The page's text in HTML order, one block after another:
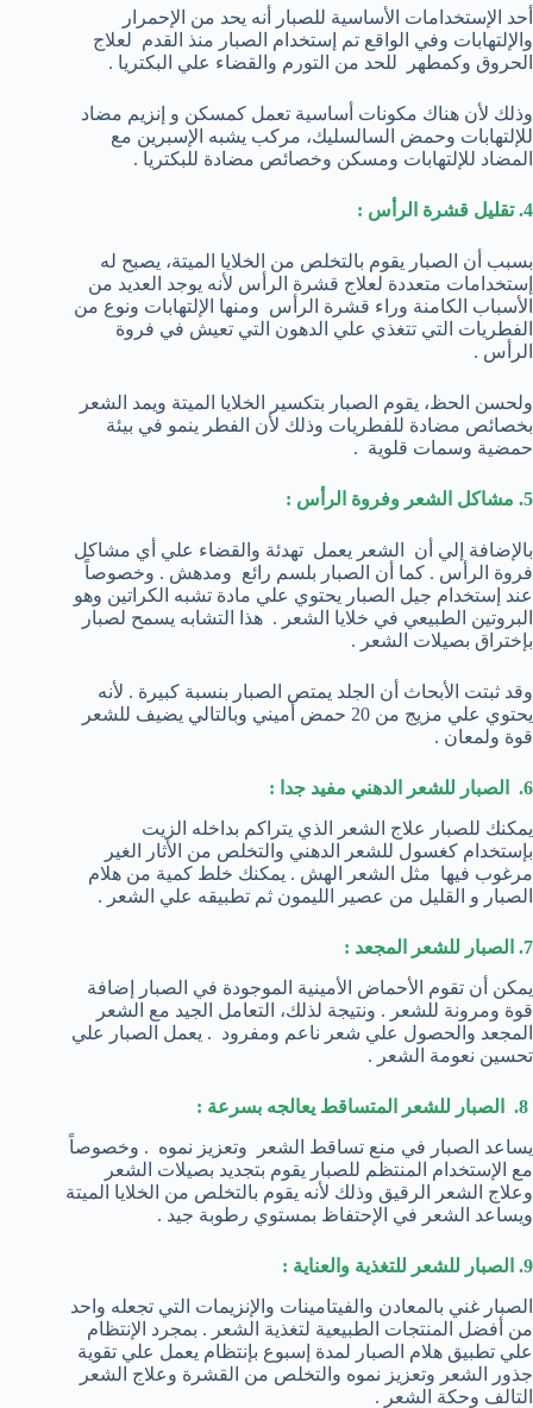
أحد الإستخدامات الأساسية للصبار أنه يحد من الإحمرار
والإلتهابات وفي الواقع تم إستخدام الصبار منذ القدم لعلاج
الحروق وكمطهر للحد من التورم والقضاء علي البكتريا .
وذلك لأن هناك مكونات أساسية تعمل كمسكن و إنزيم مضاد
للإلتهابات وحمض السالسليك، مركب يشبه الإسبرين مع
المضاد للإلتهابات ومسكن وخصائص مضادة للبكتريا .
4. تقليل قشرة الرأس :
بسبب أن الصبار يقوم بالتخلص من الخلايا الميتة، يصبح له
إستخدامات متعددة لعلاج قشرة الرأس لأنه يوجد العديد من
الأسباب الكامنة وراء قشرة الرأس ومنها الإلتهابات ونوع من
الفطريات التي تتغذي علي الدهون التي تعيش في فروة
الرأس .
ولحسن الحظ، يقوم الصبار بتكسير الخلايا الميتة ويمد الشعر
بخصائص مضادة للفطريات وذلك لأن الفطر ينمو في بيئة
حمضية وسمات قلوية .
5. مشاكل الشعر وفروة الرأس :
بالإضافة إلي أن الشعر يعمل تهدئة والقضاء علي أي مشاكل
فروة الرأس . كما أن الصبار بلسم رائع ومدهش . وخصوصاً
عند إستخدام جيل الصبار يحتوي علي مادة تشبه الكراتين وهو
البروتين الطبيعي في خلايا الشعر . هذا التشابه يسمح لصبار
بإختراق بصيلات الشعر .
وقد ثبتت الأبحاث أن الجلد يمتص الصبار بنسبة كبيرة . لأنه
يحتوي علي مزيج من 20 حمض أميني وبالتالي يضيف للشعر
قوة ولمعان .
6. الصبار للشعر الدهني مفيد جدا :
يمكنك للصبار علاج الشعر الذي يتراكم بداخله الزيت
بإستخدام كغسول للشعر الدهني والتخلص من الأثار الغير
مرغوب فيها مثل الشعر الهش . يمكنك خلط كمية من هلام
الصبار و القليل من عصير الليمون ثم تطبيقه علي الشعر .
7. الصبار للشعر المجعد :
يمكن أن تقوم الأحماض الأمينية الموجودة في الصبار إضافة
قوة ومرونة للشعر . ونتيجة لذلك، التعامل الجيد مع الشعر
المجعد والحصول علي شعر ناعم ومفرود . يعمل الصبار علي
تحسين نعومة الشعر .
يساعد الصبار في منع تساقط الشعر وتعزيز نموه . وخصوصاً
مع الإستخدام المنتظم للصبار يقوم بتجديد بصيلات الشعر
وعلاج الشعر الرقيق وذلك لأنه يقوم بالتخلص من الخلايا الميتة
ويساعد الشعر في الإحتفاظ بمستوي رطوبة جيد .
9. الصبار للشعر للتغذية والعناية :
الصبار غني بالمعادن والفيتامينات والإنزيمات التي تجعله واحد
من أفضل المنتجات الطبيعية لتغذية الشعر . بمجرد الإنتظام
علي تطبيق هلام الصبار لمدة إسبوع بإنتظام يعمل علي تقوية
جذور الشعر وتعزيز نموه والتخلص من القشرة وعلاج الشعر
التالف وحكة الشعر .